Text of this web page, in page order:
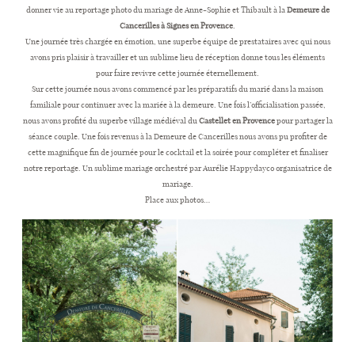
donner vie au reportage photo du mariage de Anne-Sophie et Thibault à laDemeure de
Cancerilles à Signes en Provence
Une journée très chargée en émotion, une superbe équipe de prestataires avec qui nous
avons pris plaisir à travailler et un sublime lieu de réception donne tous les éléments
pour faire revivre cette journée éternellement.
Sur cette journée nous avons commencé par les préparatifs du marié dans la maison
familiale pour continuer avec la mariée à la demeure. Une fois l’officialisation passée,
nous avons profité du superbe village médiéval du Castellet en Provencepour partager la
séance couple. Une fois revenus à la Demeure de Cancerilles nous avons pu profiter de
cette magnifique fin de journée pour le cocktail et la soirée pour compléter et finaliser
notre reportage. Un sublime mariage orchestré par Aurélie Happydayco organisatrice de
mariage.
Place aux photos…